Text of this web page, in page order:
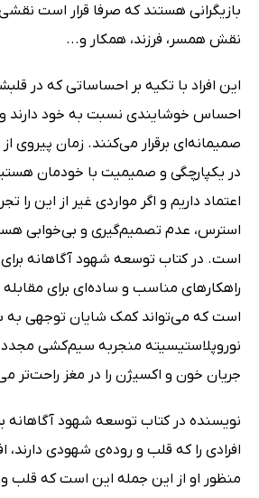
بازیگرانی هستند که صرفا قرار است نقشی
نقش همسر، فرزند، همکار و...
این افراد با تکیه بر احساساتی که در
احساس خوشایندی نسبت به خود دارند و
صمیمانه‌ای برقرار می‌کنند. زمان پیروی
در یکپارچگی و صمیمیت با خودمان
اعتماد داریم و اگر مواردی غیر از این را
استرس، عدم تصمیم‌گیری و بی‌خوابی
است. در کتاب توسعه شهود آگاهانه
راهکارهای مناسب و ساده‌ای برای
است که می‌تواند کمک شایان توجهی به
نوروپلاستیسیته منجربه سیم‌کشی
جریان خون و اکسیژن را در مغز راحت‌تر
نویسنده در کتاب توسعه شهود آگاهانه
افرادی را که قلب و روده‌ی شهودی دارند،
منظور او از این جمله این است که قلب